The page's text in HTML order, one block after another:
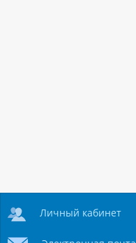
Личный кабинет